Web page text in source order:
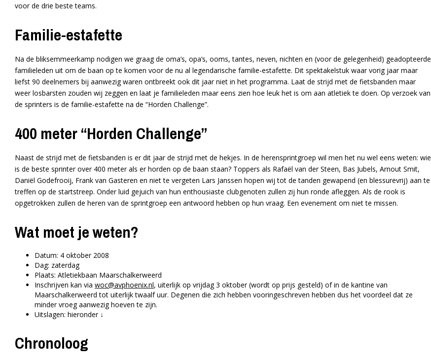
voor de drie beste teams.
Familie-estafette
Na de bliksemmeerkamp nodigen we graag de oma’s, opa’s, ooms, tantes, neven, nichten en (voor de gelegenheid) geadopteerde
familieleden uit om de baan op te komen voor de nu al legendarische familie-estafette. Dit spektakelstuk waar vorig jaar maar
liefst 90 deelnemers bij aanwezig waren ontbreekt ook dit jaar niet in het programma. Laat de strijd met de fietsbanden maar
weer losbarsten zouden wij zeggen en laat je familieleden maar eens zien hoe leuk het is om aan atletiek te doen. Op verzoek van
de sprinters is de familie-estafette na de “Horden Challenge”.
400 meter “Horden Challenge”
Naast de strijd met de fietsbanden is er dit jaar de strijd met de hekjes. In de herensprintgroep wil men het nu wel eens weten: wie
is de beste sprinter over 400 meter als er horden op de baan staan? Toppers als Rafaël van der Steen, Bas Jubels, Arnout Smit,
Daniël Godefrooij, Frank van Gasteren en niet te vergeten Lars Janssen hopen wij tot de tanden gewapend (en blessurevrij) aan te
treffen op de startstreep. Onder luid gejuich van hun enthousiaste clubgenoten zullen zij hun ronde afleggen. Als de rook is
opgetrokken zullen de heren van de sprintgroep een antwoord hebben op hun vraag. Een evenement om niet te missen.
Wat moet je weten?
Datum: 4 oktober 2008
Dag: zaterdag
Plaats: Atletiekbaan Maarschalkerweerd
Inschrijven kan via woc@avphoenix.nl, uiterlijk op vrijdag 3 oktober (wordt op prijs gesteld) of in de kantine van
Maarschalkerweerd tot uiterlijk twaalf uur. Degenen die zich hebben vooringeschreven hebben dus het voordeel dat ze
minder vroeg aanwezig hoeven te zijn.
Uitslagen: hieronder ↓
Chronoloog